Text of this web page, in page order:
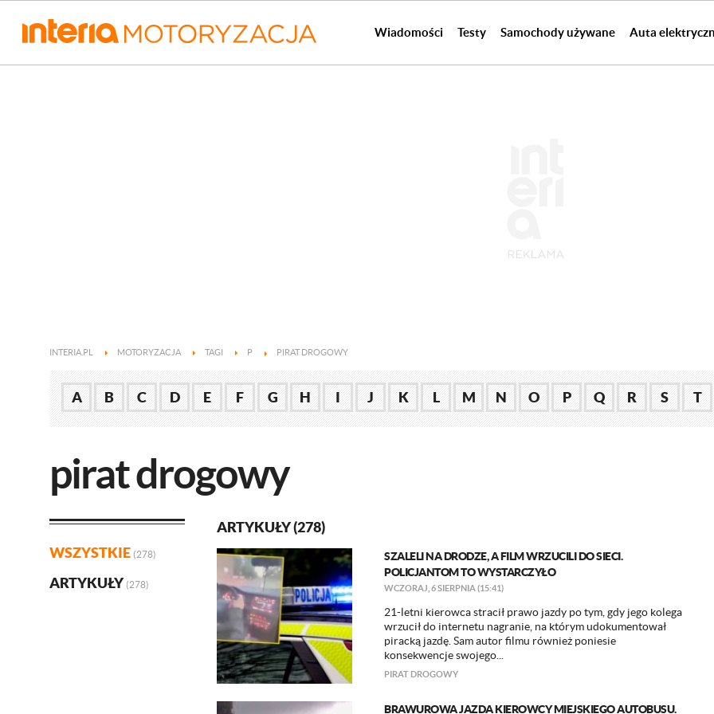
Wiadomości Testy Samochody używane Auta
INTERIA.PL MOTORYZACJA TAGI P PIRAT DROGOWY
A B C D E F G H I J K L M N O P Q R S T
pirat drogowy
WSZYSTKIE (278)
ARTYKUŁY (278)
ARTYKUŁY (278)
SZALELI NA DRODZE, A FILM WRZUCILI DO SIECI.
POLICJANTOM TO WYSTARCZYŁO
WCZORAJ, 6 SIERPNIA (15:41)
21-letni kierowca stracił prawo jazdy po tym, gdy jego kolega
wrzucił do internetu nagranie, na którym udokumentował
piracką jazdę. Sam autor filmu również poniesie
konsekwencje swojego...
PIRAT DROGOWY
BRAWUROWA JAZDA KIEROWCY MIEJSKIEGO AUTOBUSU.